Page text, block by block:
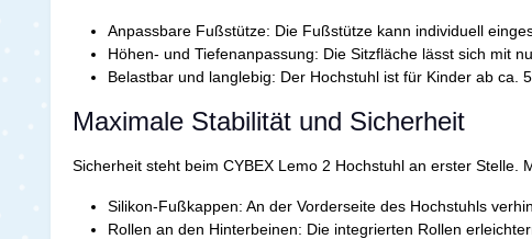
Anpassbare Fußstütze: Die Fußstütze kann individuell
Höhen- und Tiefenanpassung: Die Sitzfläche lässt sich mit
Belastbar und langlebig: Der Hochstuhl ist für Kinder ab ca.
Maximale Stabilität und Sicherheit
Sicherheit steht beim CYBEX Lemo 2 Hochstuhl an erster
Silikon-Fußkappen: An der Vorderseite des Hochstuhls
Rollen an den Hinterbeinen: Die integrierten Rollen